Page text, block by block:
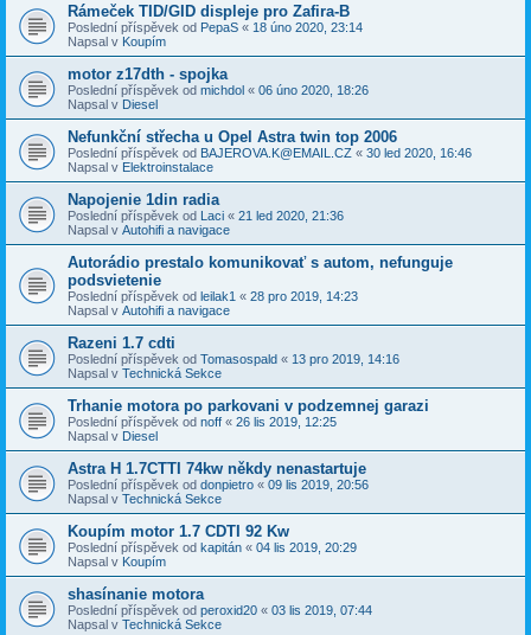
Rámeček TID/GID displeje pro Zafira-B
Poslední příspěvek od PepaS « 18 úno 2020, 23:14
Napsal v Koupím
motor z17dth - spojka
Poslední příspěvek od michdol « 06 úno 2020, 18:26
Napsal v Diesel
Nefunkční střecha u Opel Astra twin top 2006
Poslední příspěvek od BAJEROVA.K@EMAIL.CZ « 30 led 2020, 16:46
Napsal v Elektroinstalace
Napojenie 1din radia
Poslední příspěvek od Laci « 21 led 2020, 21:36
Napsal v Autohifi a navigace
Autorádio prestalo komunikovať s autom, nefunguje
podsvietenie
Poslední příspěvek od leilak1 « 28 pro 2019, 14:23
Napsal v Autohifi a navigace
Razeni 1.7 cdti
Poslední příspěvek od Tomasospald « 13 pro 2019, 14:16
Napsal v Technická Sekce
Trhanie motora po parkovani v podzemnej garazi
Poslední příspěvek od noff « 26 lis 2019, 12:25
Napsal v Diesel
Astra H 1.7CTTI 74kw někdy nenastartuje
Poslední příspěvek od donpietro « 09 lis 2019, 20:56
Napsal v Technická Sekce
Koupím motor 1.7 CDTI 92 Kw
Poslední příspěvek od kapitán « 04 lis 2019, 20:29
Napsal v Koupím
shasínanie motora
Poslední příspěvek od peroxid20 « 03 lis 2019, 07:44
Napsal v Technická Sekce